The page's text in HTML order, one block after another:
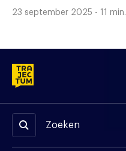
23 september 2025 - 11 min.
Zoeken